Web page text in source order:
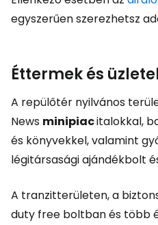
egyszerűen szerezhetsz
Éttermek és
A repülőtér nyilvános
News minipiacitalokkal,
és könyvekkel, valamint
légitársasági ajándékbolt
A tranzitterületen, a
duty free boltban és több